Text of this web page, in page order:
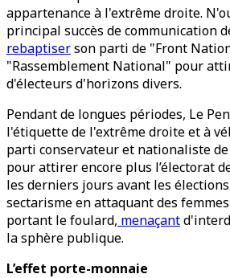
appartenance à l'extrême droite.
principal succès de communication
rebaptiserson parti de "Front
"Rassemblement National" pour
d'électeurs d'horizons divers.
Pendant de longues périodes, Le
l'étiquette de l'extrême droite et à
parti conservateur et nationaliste
pour attirer encore plus l’électorat
les derniers jours avant les
sectarisme en attaquant des
portant le foulard, menaçant
la sphère publique.
L’effet porte-monnaie